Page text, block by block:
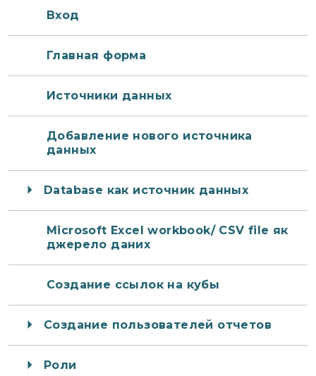
Вход
Главная форма
Источники данных
Добавление нового источника
данных
Database как источник данных
Microsoft Excel workbook/ CSV file як
джерело даних
Создание ссылок на кубы
Создание пользователей отчетов
Роли